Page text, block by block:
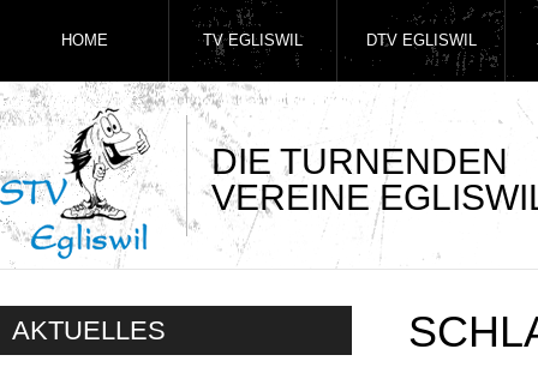
DIE TURNENDEN
VEREINE
HOME TV EGLISWIL DTV EGLISWIL
AKTUELLES